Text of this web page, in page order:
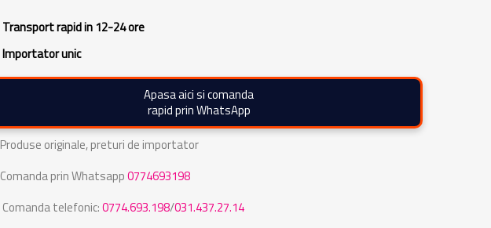
Transport rapid in 12-24 ore
Importator unic
Apasa aici si comanda
rapid prin WhatsApp
Produse originale, preturi de importator
Comanda prin Whatsapp0774693198
Comanda telefonic:0774.693.198/031.437.27.14